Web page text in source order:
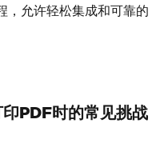
，允许轻松集成和可靠的
PDF时的常见挑战